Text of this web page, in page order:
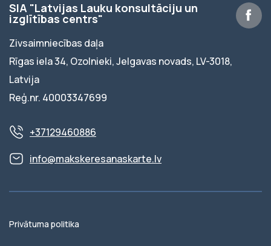
SIA "Latvijas Lauku konsultāciju un
izglītības centrs"
Zivsaimniecības daļa
Rīgas iela 34, Ozolnieki, Jelgavas novads, LV-3018,
Latvija
Reģ.nr. 40003347699
+37129460886
info@makskeresanaskarte.lv
Privātuma politika